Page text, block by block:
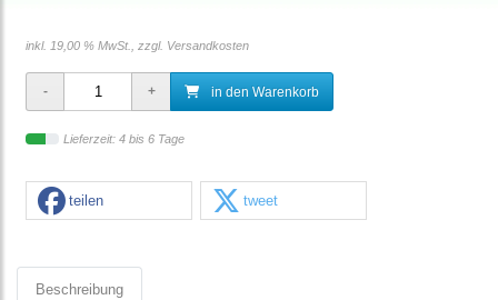
inkl. 19,00 % MwSt., zzgl. Versandkosten
in den Warenkorb
Lieferzeit: 4 bis 6 Tage
teilen tweet
Beschreibung